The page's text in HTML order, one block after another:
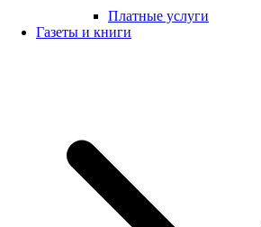
Платные услуги
Газеты и книги